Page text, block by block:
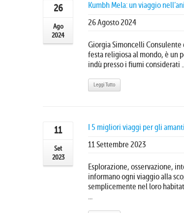
26
Ago
2024
Kumbh Mela: un viaggio
26 Agosto 2024
Giorgia Simoncelli Consulente
festa religiosa al mondo, è un
indù presso i fiumi considerati
Leggi Tutto
11
Set
2023
I 5 migliori viaggi per gli
11 Settembre 2023
Esplorazione, osservazione,
informano ogni viaggio alla
semplicemente nel loro
...